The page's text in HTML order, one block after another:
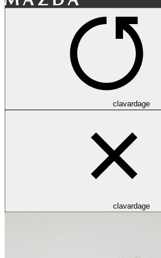
clavardage
clavardage